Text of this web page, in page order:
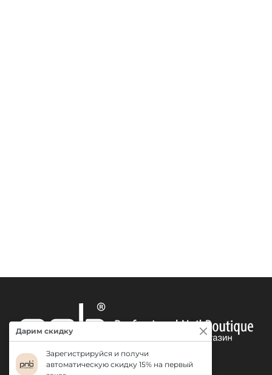
Дарим скидку
Зарегистрируйся и получи
автоматическую скидку 15% на первый